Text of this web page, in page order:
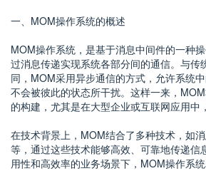
一、MOM操作系统的概述
MOM操作系统，是基于消息中间件的一种
过消息传递实现系统各部分间的通信。与传
同，MOM采用异步通信的方式，允许系统
不会被彼此的状态所干扰。这样一来，
的构建，尤其是在大型企业或互联网应用中
在技术背景上，MOM结合了多种技术，如
等，通过这些技术能够高效、可靠地传递信
用性和高效率的业务场景下，MOM操作系统